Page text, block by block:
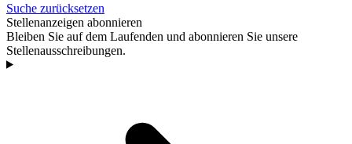
Suche zurücksetzen
Stellenanzeigen abonnieren
Bleiben Sie auf dem Laufenden und abonnieren Sie unsere
Stellenausschreibungen.